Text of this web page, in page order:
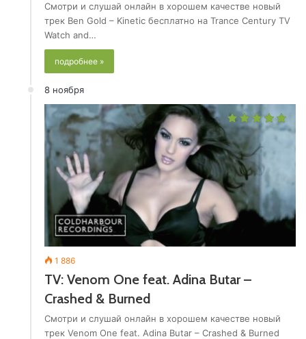
Смотри и слушай онлайн в хорошем качестве новый
трек Ben Gold – Kinetic бесплатно на Trance Century TV
Watch and…
подробнее »
8 ноября
1 886
TV: Venom One feat. Adina Butar –
Crashed & Burned
Смотри и слушай онлайн в хорошем качестве новый
трек Venom One feat. Adina Butar – Crashed & Burned